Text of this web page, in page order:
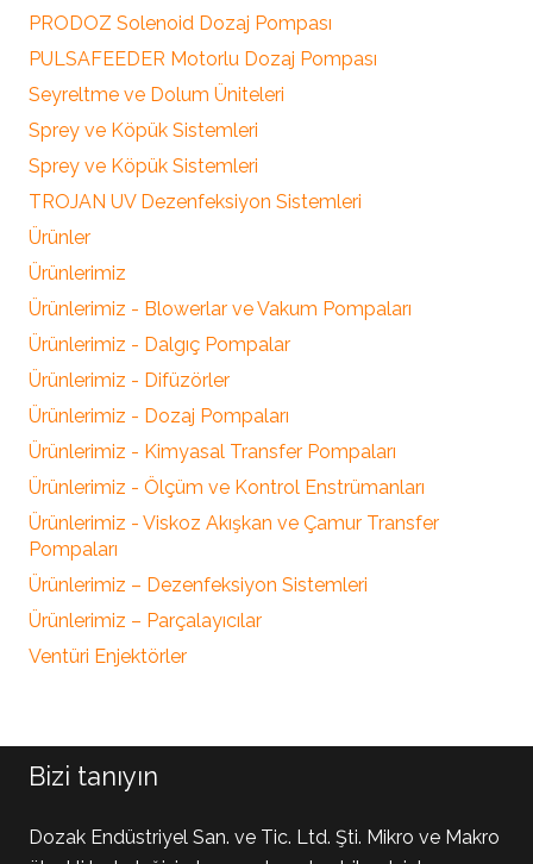
PRODOZ Solenoid Dozaj Pompası
PULSAFEEDER Motorlu Dozaj Pompası
Seyreltme ve Dolum Üniteleri
Sprey ve Köpük Sistemleri
Sprey ve Köpük Sistemleri
TROJAN UV Dezenfeksiyon Sistemleri
Ürünler
Ürünlerimiz
Ürünlerimiz - Blowerlar ve Vakum Pompaları
Ürünlerimiz - Dalgıç Pompalar
Ürünlerimiz - Difüzörler
Ürünlerimiz - Dozaj Pompaları
Ürünlerimiz - Kimyasal Transfer Pompaları
Ürünlerimiz - Ölçüm ve Kontrol Enstrümanları
Ürünlerimiz - Viskoz Akışkan ve Çamur Transfer
Pompaları
Ürünlerimiz – Dezenfeksiyon Sistemleri
Ürünlerimiz – Parçalayıcılar
Ventüri Enjektörler
Bizi tanıyın
Dozak Endüstriyel San. ve Tic. Ltd. Şti. Mikro ve Makro